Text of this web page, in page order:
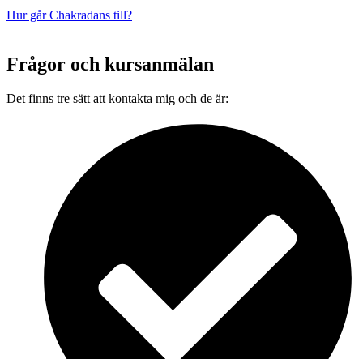
Hur går Chakradans till?
Frågor och kursanmälan
Det finns tre sätt att kontakta mig och de är: